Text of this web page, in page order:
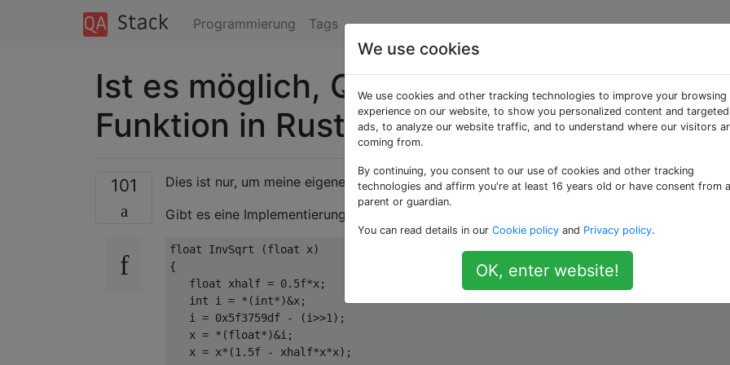
Programmierung Tags
Ist es möglich, Quakes schnelle InvSqrt
Funktion in Rust zu schreiben?
101
Dies ist nur, um meine eigene Neugier zu befriedigen.
Gibt es eine Implementierung davon:
float InvSqrt (float x)
{
float xhalf = 0.5f*x;
int i = *(int*)&x;
   i
= 0x5f3759df - (i>>1 );
   x
= *(float*)&i ;
   x
= x*(1.5f - xhalf*x*x);
We use cookies
We use cookies and other tracking technologies to improve your browsing
experience on our website, to show you personalized content and targeted
ads, to analyze our website traffic, and to understand where our visitors
coming from.
By continuing, you consent to our use of cookies and other tracking
technologies and affirm you're at least 16 years old or have consent from a
parent or guardian.
You can read details in our Cookie policy and Privacy policy.
OK, enter website!